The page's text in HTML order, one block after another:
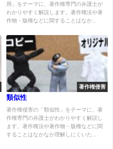
用」をテーマに、著作権専門の弁護士が
わかりやすく解説します。著作権法や著
作物・版権などに関することはなか...
著作権侵害
類似性
著作権侵害の「類似性」をテーマに、著
作権専門の弁護士がわかりやすく解説し
ます。著作権法や著作物・版権などに関
することはなかなか理解しにくいた...